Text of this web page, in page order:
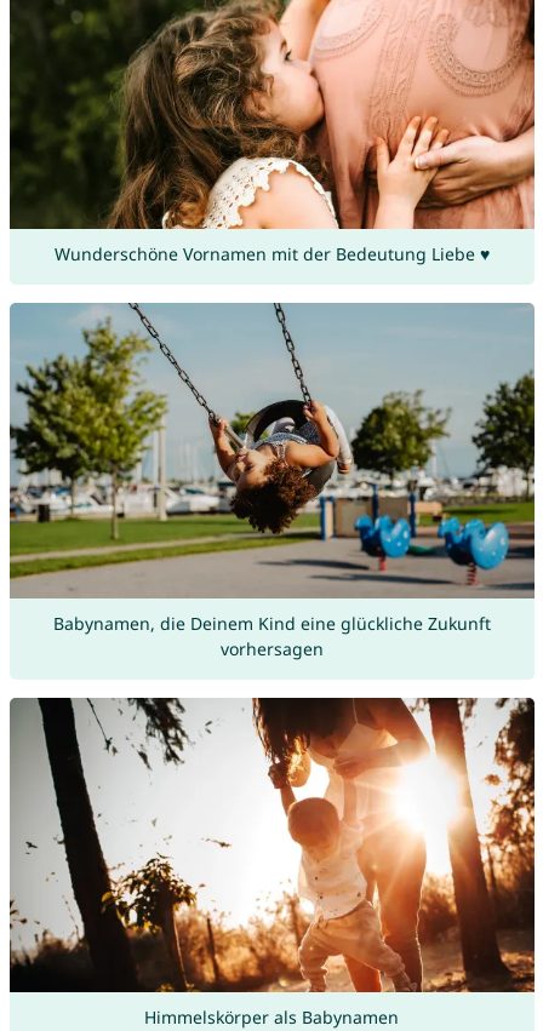
Wunderschöne Vornamen mit der Bedeutung Liebe ♥
Babynamen, die Deinem Kind eine glückliche Zukunft
vorhersagen
Himmelskörper als Babynamen